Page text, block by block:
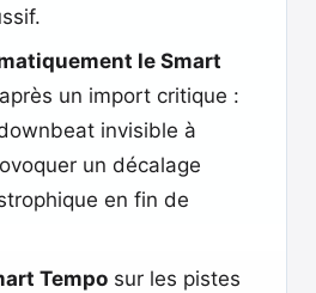
le Smart
après un import critique :
invisible à
un décalage
en fin de
Tempo sur les pistes